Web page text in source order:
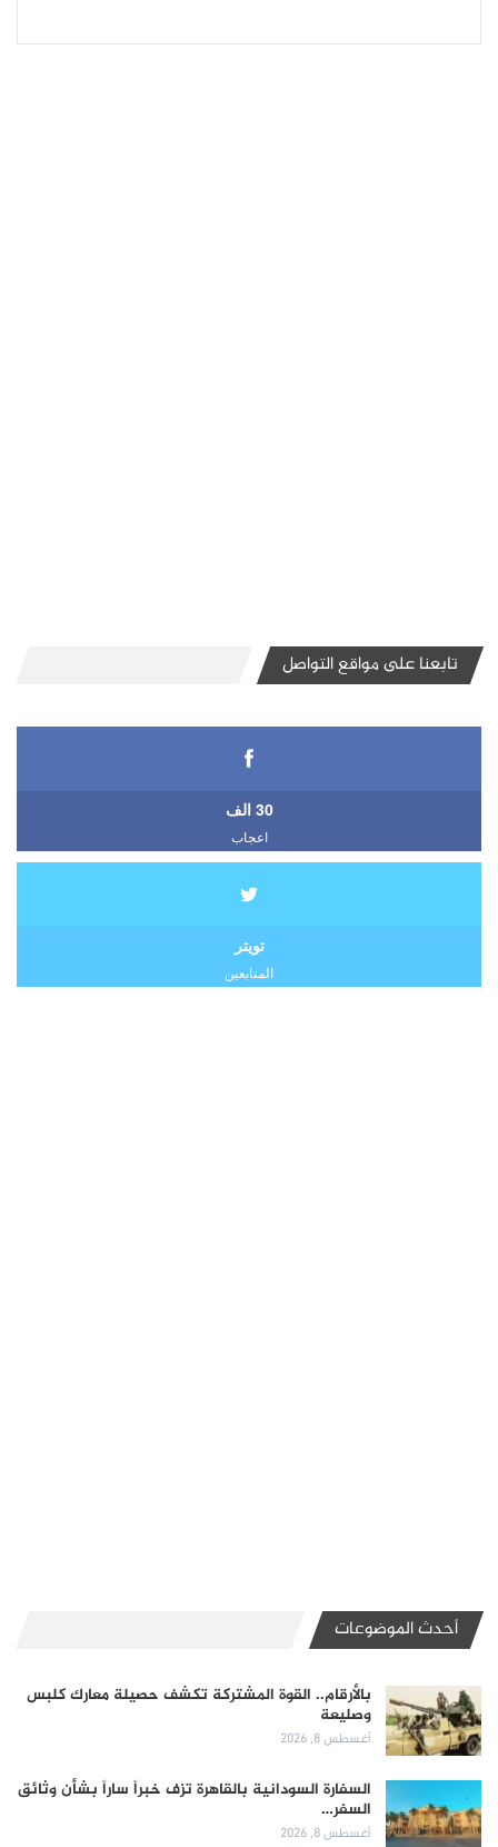
تابعنا على مواقع التواصل
30 الف
اعجاب
تويتر
المتابعين
أحدث الموضوعات
بالأرقام.. القوة المشتركة تكشف حصيلة معارك كلبس
وصليعة
أغسطس 8, 2026
السفارة السودانية بالقاهرة تزف خبراً ساراً بشأن وثائق
السفر…
أغسطس 8, 2026